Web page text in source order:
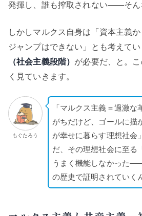
発揮し、誰も搾取されない——そん
しかしマルクス自身は「資本主義
ジャンプはできない」とも考えて
（社会主義段階） が必要だ、と。
く見ていきます。
もぐたろう
「マルクス主義＝過激
がちだけど、ゴールに描
が幸せに暮らす理想社会
だ、その理想社会に至る
うまく機能しなかった
の歴史で証明されていく